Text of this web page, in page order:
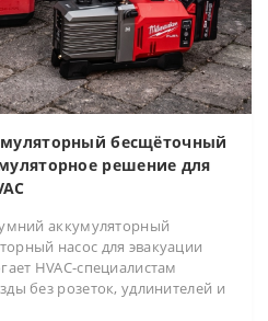
бесщёточный
решение для
аккумуляторный
насос для эвакуации
HVAC-специалистам
без розеток, удлинителей и